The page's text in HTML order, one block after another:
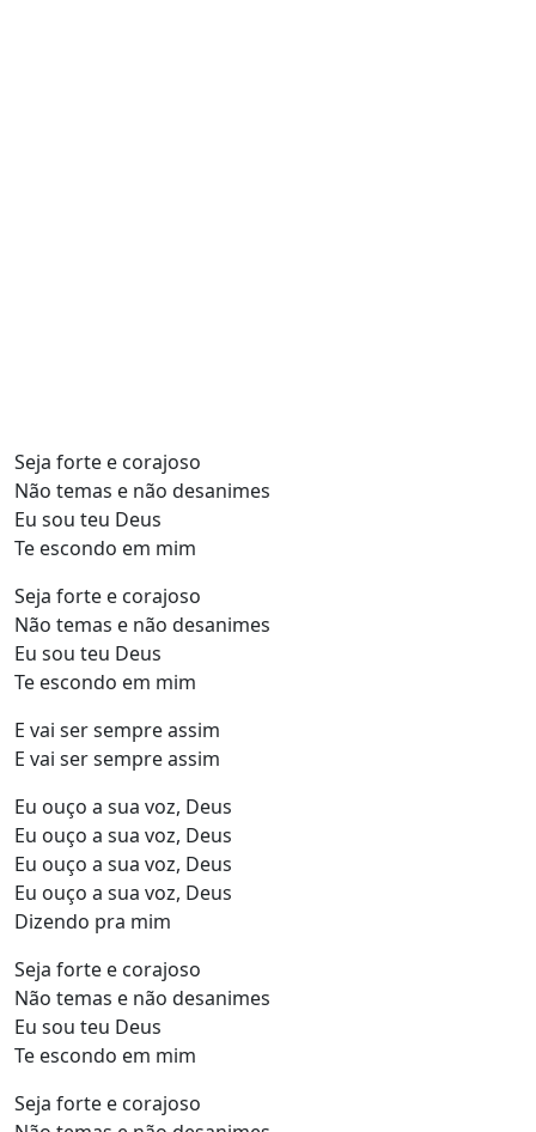
Seja forte e corajoso
Não temas e não desanimes
Eu sou teu Deus
Te escondo em mim
Seja forte e corajoso
Não temas e não desanimes
Eu sou teu Deus
Te escondo em mim
E vai ser sempre assim
E vai ser sempre assim
Eu ouço a sua voz, Deus
Eu ouço a sua voz, Deus
Eu ouço a sua voz, Deus
Eu ouço a sua voz, Deus
Dizendo pra mim
Seja forte e corajoso
Não temas e não desanimes
Eu sou teu Deus
Te escondo em mim
Seja forte e corajoso